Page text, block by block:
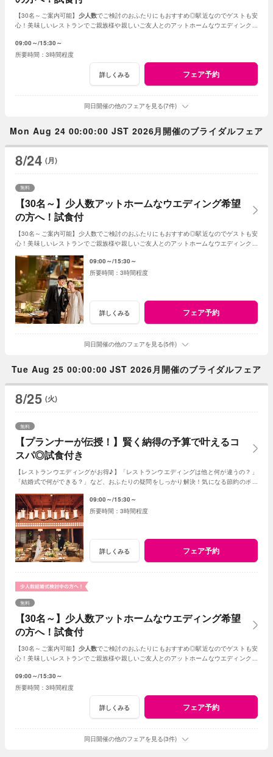
【30名～ご案内可能】 少人数でご検討のおふたりにもおすすめ◎駅近なのでゲストも安
心！美味しいレストランでご親族様や親しいご友人とのアットホームなウエディングが
09:00～ 15:30～
3時間程度
詳しくみる フェア予約
同日開催の他のフェアを見る(7件)
Mon Aug 24 00:00:00 JST 2026月開催のブライダルフェア
8/24 (月)
【30名～】少人数アットホームなウエディング希望
の方へ！試食付
無料
【30名～ご案内可能】少人数でご検討のおふたりにもおすすめ◎駅近なのでゲストも安
心！美味しいレストランでご親族様や親しいご友人とのアットホームなウエディングが
09:00～ 15:30～
3時間程度
詳しくみる フェア予約
同日開催の他のフェアを見る(5件)
Tue Aug 25 00:00:00 JST 2026月開催のブライダルフェア
8/25 (火)
【プランナーが伝授！】賢く納得の予算で叶えるコ
スパ◎試食付き
無料
【レストランウエディングがお得♪】「レストランウエディングは他と何が違うの？」
「結婚式で何ができる？」など、おふたりの疑問をしっかり解決！気になる節約のポイ
09:00～ 15:30～
3時間程度
詳しくみる フェア予約
【30名～】少人数アットホームなウエディング希望
の方へ！試食付
無料
【30名～ご案内可能】 少人数でご検討のおふたりにもおすすめ◎駅近なのでゲストも安
心！美味しいレストランでご親族様や親しいご友人とのアットホームなウエディングが
09:00～ 15:30～
3時間程度
詳しくみる フェア予約
同日開催の他のフェアを見る(3件)